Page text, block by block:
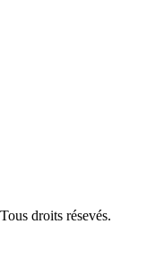
droits résevés.